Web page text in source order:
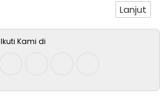
Lanjut
Ikuti Kami di